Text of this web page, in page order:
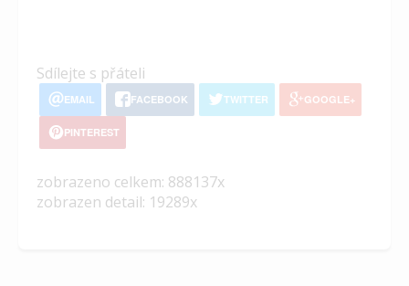
Sdílejte s přáteli
EMAIL FACEBOOK TWITTER GOOGLE+
PINTEREST
zobrazeno celkem: 888137x
zobrazen detail: 19289x